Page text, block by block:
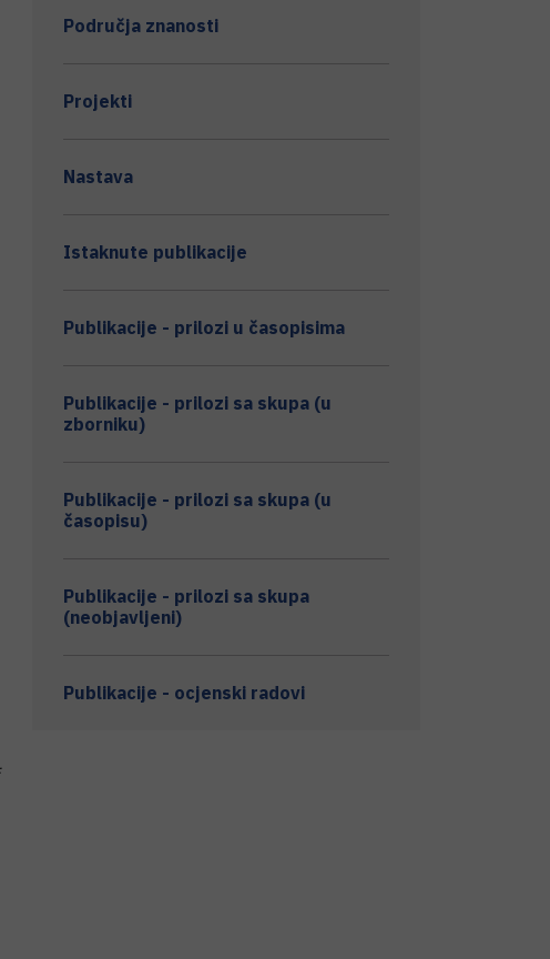
Područja znanosti
Projekti
Nastava
Istaknute publikacije
Publikacije - prilozi u časopisima
Publikacije - prilozi sa skupa (u
zborniku)
Publikacije - prilozi sa skupa (u
časopisu)
Publikacije - prilozi sa skupa
(neobjavljeni)
Publikacije - ocjenski radovi